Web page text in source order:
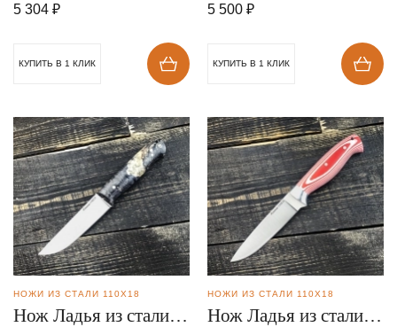
5 304 ₽
КУПИТЬ В 1 КЛИК
5 500 ₽
КУПИТЬ В 1 КЛИК
НОЖИ ИЗ СТАЛИ 110Х18
Нож Ладья из стали
НОЖИ ИЗ СТАЛИ 110Х18
Нож Ладья из стали